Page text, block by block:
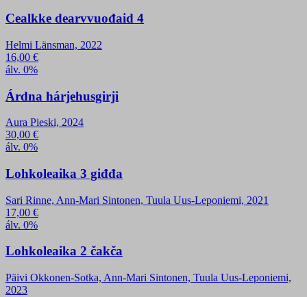
Cealkke dearvvuođaid 4
Helmi Länsman, 2022
16,00 €
álv. 0%
Árdna hárjehusgirji
Aura Pieski, 2024
30,00 €
álv. 0%
Lohkoleaika 3 giđđa
Sari Rinne, Ann-Mari Sintonen, Tuula Uus-Leponiemi, 2021
17,00 €
álv. 0%
Lohkoleaika 2 čakča
Päivi Okkonen-Sotka, Ann-Mari Sintonen, Tuula Uus-Leponiemi,
2023